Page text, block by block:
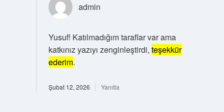
admin
Yusuf! Katılmadığım taraflar var ama
katkınız yazıyı zenginleştirdi, teşekkür
ederim.
Şubat 12, 2026 Yanıtla